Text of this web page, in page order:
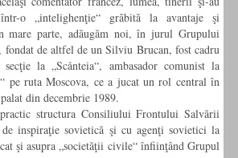
o „intelighenţie“ grăbită la avantaje şi
mare parte, adăugăm noi, în jurul Grupului
de altfel de un Silviu Brucan, fost cadru
la „Scånteia“, ambasador comunist la
pe ruta Moscova, ce a jucat un rol central în
din decembrie 1989.
structura Consiliului Frontului Salvării
inspiraţie sovietică şi cu agenţi sovietici la
şi asupra „societăţii civile“ înfiinţând Grupul